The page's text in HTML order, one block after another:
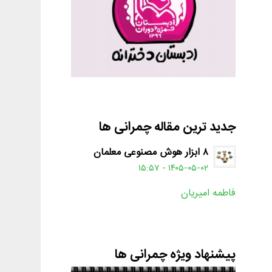
جدید ترین مقاله چمرانی ها
۸ ابزار هوش مصنوعی معلمان
۱۴۰۵-۰۵-۰۲ - ۱۵:۵۷
فاطمه امیریان
پیشنهاد ویژه چمرانی ها